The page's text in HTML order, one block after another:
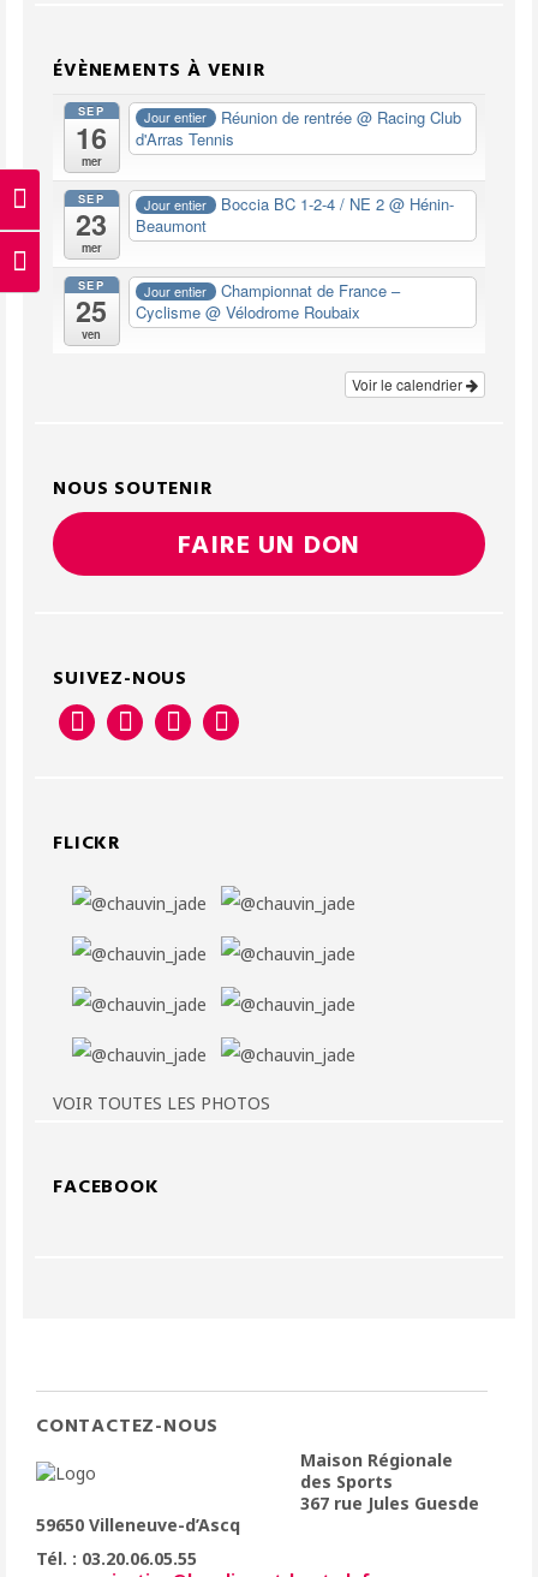
Passer en contraste élevé
Changer la taille de la police
ÉVÈNEMENTS À VENIR
SEP
16
mer
Jour entier Réunion de rentrée@ Racing Club
d'Arras Tennis
SEP
23
mer
Jour entier Boccia BC 1-2-4 / NE 2@ Hénin-
Beaumont
SEP
25
ven
Jour entier
Championnat de France –
Cyclisme @ Vélodrome Roubaix
Voir le calendrier
NOUS SOUTENIR
FAIRE UN DON
SUIVEZ-NOUS
FLICKR
VOIR TOUTES LES PHOTOS
FACEBOOK
CONTACTEZ-NOUS
Maison Régionale
des Sports
367 rue Jules Guesde
59650 Villeneuve-d’Ascq
Tél. : 03.20.06.05.55